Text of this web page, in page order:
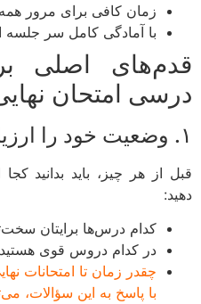
زمان کافی برای مرور همه
با آمادگی کامل سر جلسه
اصلی
امتحان نهایی
از هر چیز، باید بدانید کجا
کدام درس‌ها برایتان سخت‌تر
در کدام دروس قوی هستید و
چقدر زمان تا امتحانات نهایی
با پاسخ به این سؤالات،